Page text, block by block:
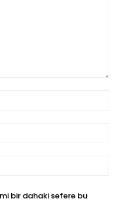
bir dahaki sefere bu